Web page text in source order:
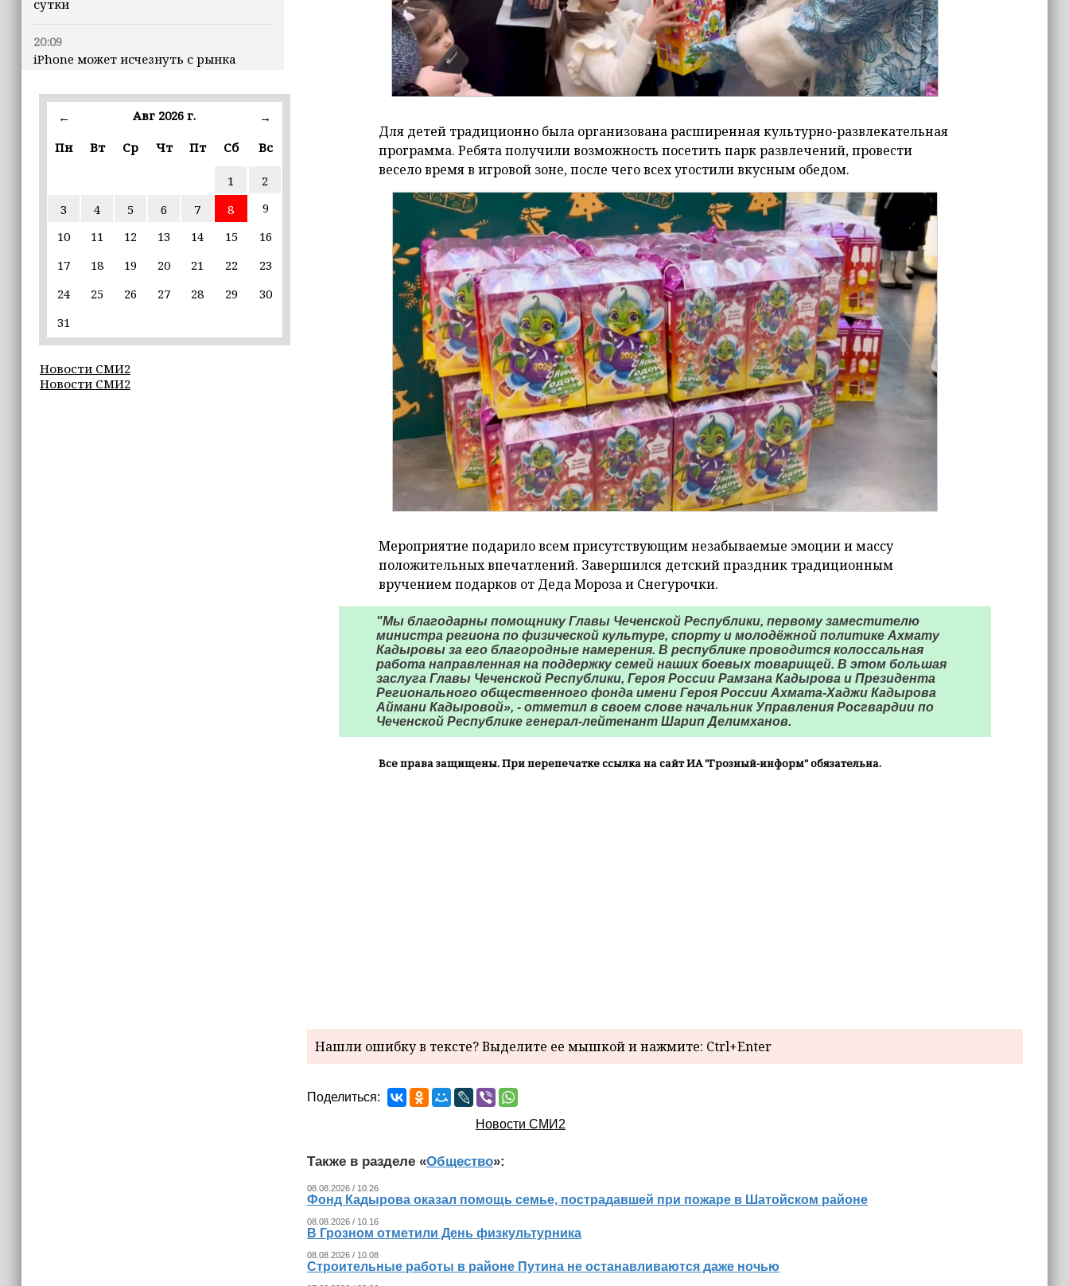
сутки
20:09
iPhone может исчезнуть с рынка
19:37
9 августа в Грозном пройдет дрифт-
Эксперт объяснил, почему не стоит
подшучивать над мошенниками
16:55
обходчиков в рамках проекта
16:55
Умар Даудов награжден Орденом
16:34
← Авг 2026 г.
→
Пн
Вт Ср Чт Пт Сб Вс
1
2
3
4 5 6 7 8
9
10
11 12 13 14 15
16
17
18 19 20 21 22
23
24
25 26 27 28 29
30
31
Новости СМИ2
Новости СМИ2
Для детей традиционно была организована расширенная культурно-развлекательная
программа. Ребята получили возможность посетить парк развлечений, провести
весело время в игровой зоне, после чего всех угостили вкусным обедом.
Мероприятие подарило всем присутствующим незабываемые эмоции и массу
положительных впечатлений. Завершился детский праздник традиционным
вручением подарков от Деда Мороза и Снегурочки.
"Мы благодарны помощнику Главы Чеченской Республики, первому заместителю
министра региона по физической культуре, спорту и молодёжной политике Ахмату
Кадыровы за его благородные намерения. В республике проводится колоссальная
работа направленная на поддержку семей наших боевых товарищей. В этом большая
заслуга Главы Чеченской Республики, Героя России Рамзана Кадырова и Президента
Регионального общественного фонда имени Героя России Ахмата-Хаджи Кадырова
Аймани Кадыровой», - отметил в своем слове начальник Управления Росгвардии по
Чеченской Республике генерал-лейтенант Шарип Делимханов.
Все права защищены. При перепечатке ссылка на сайт ИА "Грозный-информ" обязательна.
Нашли ошибку в тексте? Выделите ее мышкой и нажмите: Ctrl+Enter
Поделиться:
Новости СМИ2
Также в разделе «Общество»:
08.08.2026 / 10.26
Фонд Кадырова оказал помощь семье, пострадавшей при пожаре в Шатойском районе
08.08.2026 / 10.16
В Грозном отметили День физкультурника
08.08.2026 / 10.08
Строительные работы в районе Путина не останавливаются даже ночью